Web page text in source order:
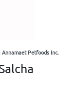
Annamaet Petfoods Inc.